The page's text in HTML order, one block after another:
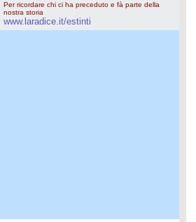
Per ricordare chi ci ha preceduto e fà parte della
nostra storia
www.laradice.it/estinti